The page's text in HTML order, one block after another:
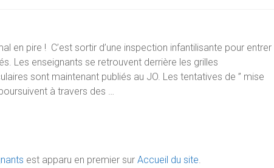
en pire ! C’est sortir d’une inspection infantilisante pour entrer
Les enseignants se retrouvent derrière les grilles
sont maintenant publiés au JO. Les tentatives de ” mise
à travers des …
est apparu en premier sur Accueil du site.